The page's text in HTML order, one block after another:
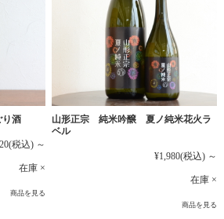
酒
(税込) ～
在庫 ×
商品を見る
山形正宗 純米吟醸 夏ノ純米花火ラ
ベル
¥1,980(税込) ～
在庫 ×
商品を見る